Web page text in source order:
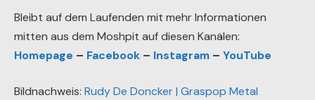
Bleibt auf dem Laufenden mit mehr Informationen
mitten aus dem Moshpit auf diesen Kanälen:
Homepage – Facebook – Instagram – YouTube
Bildnachweis: Rudy De Doncker | Graspop Metal